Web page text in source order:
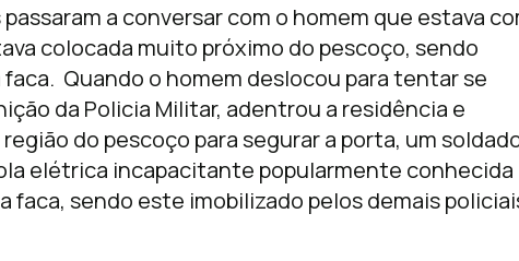
a conversar com o homem que estava
colocada muito próximo do pescoço, sendo
Quando o homem deslocou para tentar se
da Policia Militar, adentrou a residência e
do pescoço para segurar a porta, um
elétrica incapacitante popularmente conhecida
faca, sendo este imobilizado pelos demais